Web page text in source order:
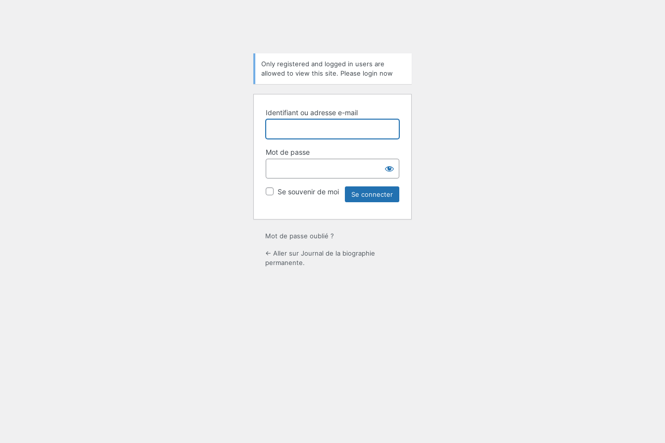
Only registered and logged in users are
allowed to view this site. Please login now
Identifiant ou adresse e-mail
Mot de passe
Se souvenir de moi
Mot de passe oublié ?
← Aller sur Journal de la biographie
permanente.